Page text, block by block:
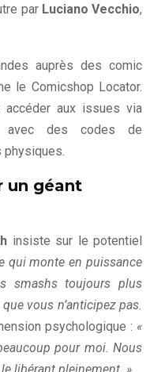
par Luciano Vecchio,
auprès des comic
le Comicshop Locator.
accéder aux issues via
des codes de
un géant
insiste sur le potentiel
qui monte en puissance
smashs toujours plus
vous n’anticipez pas.
psychologique : «
pour moi. Nous